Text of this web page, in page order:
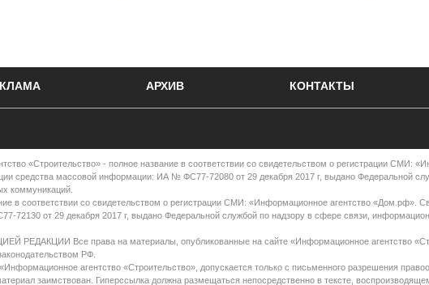
АРХИВ КОНТАКТЫ
«Строительство» - полное название в соответствии со свидетельством о регистрации СМИ:
средства массовой информации: ИА № ФС77-72080 от 29 декабря 2017 г, выдано Федеральной
коммуникаций.
в соответствии со свидетельством о регистрации СМИ: «Информационное агентство «Дом.рф».
72130 от 29 декабря 2017 г, выдано Федеральной службой по надзору в сфере связи,
Все права на материалы, опубликованные на сайте «Информационное агентство
РФ.
агентство «Строительство», допускается только с письменного разрешения
заимствован. Гиперссылка должна размещаться непосредственно в тексте,